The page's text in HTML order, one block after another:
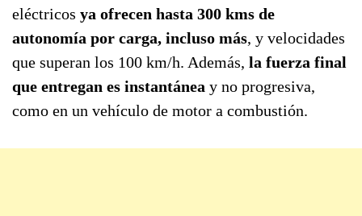
eléctricos ya ofrecen hasta 300 kms de
autonomía por carga, incluso más, y velocidades
que superan los 100 km/h. Además, la fuerza final
que entregan es instantánea y no progresiva,
como en un vehículo de motor a combustión.